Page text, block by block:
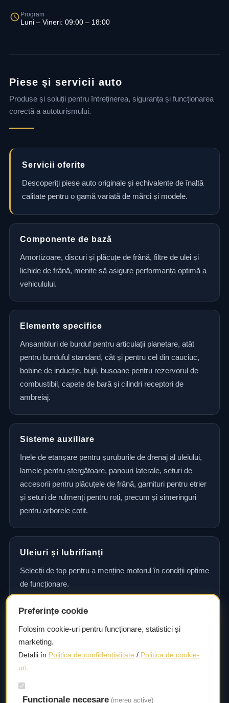
Program
Luni – Vineri: 09:00 – 18:00
Piese și servicii auto
Produse și soluții pentru întreținerea, siguranța și funcționarea
corectă a autoturismului.
Servicii oferite
Descoperiți piese auto originale și echivalente de înaltă
calitate pentru o gamă variată de mărci și modele.
Componente de bază
Amortizoare, discuri și plăcuțe de frână, filtre de ulei și
lichide de frână, menite să asigure performanța optimă a
vehiculului.
Elemente specifice
Ansambluri de burduf pentru articulații planetare, atât
pentru burduful standard, cât și pentru cel din cauciuc,
bobine de inducție, bujii, busoane pentru rezervorul de
combustibil, capete de bară și cilindri receptori de
ambreiaj.
Sisteme auxiliare
Inele de etanșare pentru șuruburile de drenaj al uleiului,
lamele pentru ștergătoare, panouri laterale, seturi de
accesorii pentru plăcuțele de frână, garnituri pentru etrier
și seturi de rulmenți pentru roți, precum și simeringuri
pentru arborele cotit.
Uleiuri și lubrifianți
Selecții de top pentru a menține motorul în condiții optime
de funcționare.
Consultanță și asistență tehnică
Consultanță și asistență tehnică pentru alegerea pieselor
potrivite și efectuarea reparațiilor sau întreținerii corecte.
Livrare rapidă
Preferințe cookie
Folosim cookie-uri pentru funcționare, statistici și
marketing.
Detalii în Politica de confidențialitate / Politica de cookie-
uri.
Funcționale necesare (mereu active)